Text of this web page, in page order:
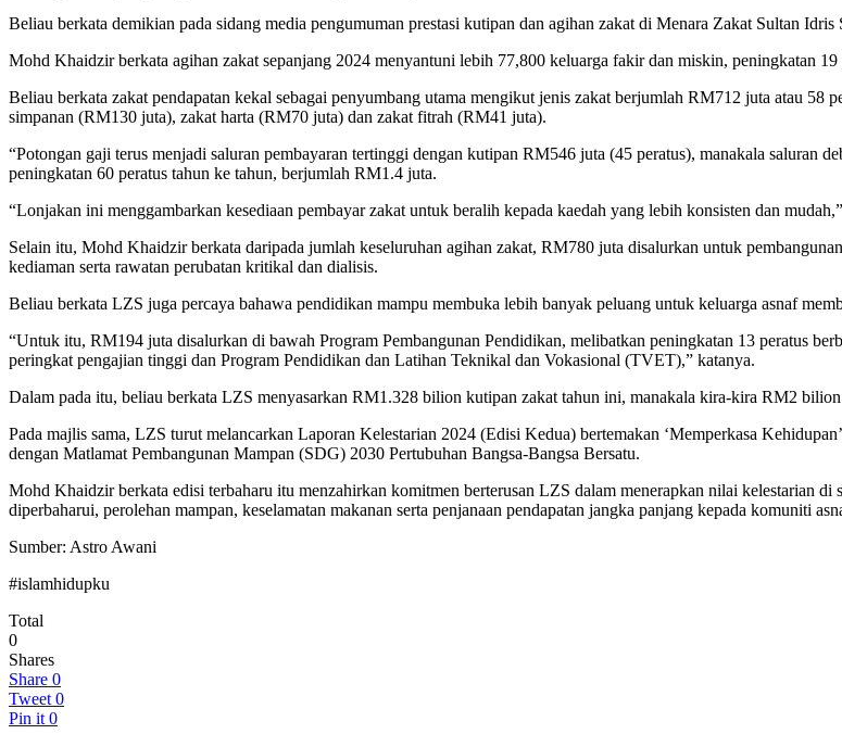
Beliau berkata demikian pada sidang media pengumuman prestasi kutipan dan agihan zakat di Menara Zakat Sultan
Mohd Khaidzir berkata agihan zakat sepanjang 2024 menyantuni lebih 77,800 keluarga fakir dan miskin, peningkatan 19
Beliau berkata zakat pendapatan kekal sebagai penyumbang utama mengikut jenis zakat berjumlah RM712 juta atau
simpanan (RM130 juta), zakat harta (RM70 juta) dan zakat fitrah (RM41 juta).
“Potongan gaji terus menjadi saluran pembayaran tertinggi dengan kutipan RM546 juta (45 peratus), manakala saluran
peningkatan 60 peratus tahun ke tahun, berjumlah RM1.4 juta.
“Lonjakan ini menggambarkan kesediaan pembayar zakat untuk beralih kepada kaedah yang lebih konsisten dan
Selain itu, Mohd Khaidzir berkata daripada jumlah keseluruhan agihan zakat, RM780 juta disalurkan untuk
kediaman serta rawatan perubatan kritikal dan dialisis.
Beliau berkata LZS juga percaya bahawa pendidikan mampu membuka lebih banyak peluang untuk keluarga asnaf
“Untuk itu, RM194 juta disalurkan di bawah Program Pembangunan Pendidikan, melibatkan peningkatan 13 peratus
peringkat pengajian tinggi dan Program Pendidikan dan Latihan Teknikal dan Vokasional (TVET),” katanya.
Dalam pada itu, beliau berkata LZS menyasarkan RM1.328 bilion kutipan zakat tahun ini, manakala kira-kira RM2
Pada majlis sama, LZS turut melancarkan Laporan Kelestarian 2024 (Edisi Kedua) bertemakan ‘Memperkasa
dengan Matlamat Pembangunan Mampan (SDG) 2030 Pertubuhan Bangsa-Bangsa Bersatu.
Mohd Khaidzir berkata edisi terbaharu itu menzahirkan komitmen berterusan LZS dalam menerapkan nilai kelestarian
diperbaharui, perolehan mampan, keselamatan makanan serta penjanaan pendapatan jangka panjang kepada komuniti
Sumber: Astro Awani
#islamhidupku
Total
0
Shares
Share 0
Tweet 0
Pin it 0